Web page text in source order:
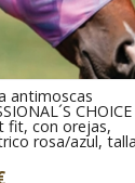
antimoscas
CHOICE
fit, con orejas,
rosa/azul, talla